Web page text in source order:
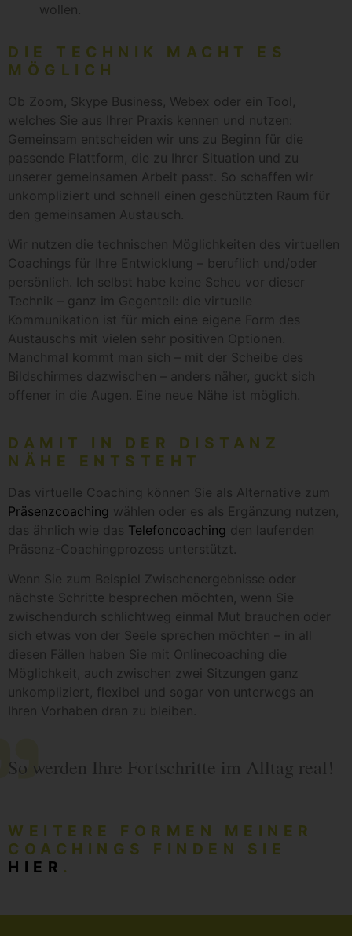
wollen.
DIE TECHNIK MACHT ES
MÖGLICH
Ob Zoom, Skype Business, Webex oder ein Tool,
welches Sie aus Ihrer Praxis kennen und nutzen:
Gemeinsam entscheiden wir uns zu Beginn für die
passende Plattform, die zu Ihrer Situation und zu
unserer gemeinsamen Arbeit passt. So schaffen wir
unkompliziert und schnell einen geschützten Raum für
den gemeinsamen Austausch.
Wir nutzen die technischen Möglichkeiten des virtuellen
Coachings für Ihre Entwicklung – beruflich und/oder
persönlich. Ich selbst habe keine Scheu vor dieser
Technik – ganz im Gegenteil: die virtuelle
Kommunikation ist für mich eine eigene Form des
Austauschs mit vielen sehr positiven Optionen.
Manchmal kommt man sich – mit der Scheibe des
Bildschirmes dazwischen – anders näher, guckt sich
offener in die Augen. Eine neue Nähe ist möglich.
DAMIT IN DER DISTANZ
NÄHE ENTSTEHT
Das virtuelle Coaching können Sie als Alternative zum
Präsenzcoaching wählen oder es als Ergänzung nutzen,
das ähnlich wie das Telefoncoaching den laufenden
Präsenz-Coachingprozess unterstützt.
Wenn Sie zum Beispiel Zwischenergebnisse oder
nächste Schritte besprechen möchten, wenn Sie
zwischendurch schlichtweg einmal Mut brauchen oder
sich etwas von der Seele sprechen möchten – in all
diesen Fällen haben Sie mit Onlinecoaching die
Möglichkeit, auch zwischen zwei Sitzungen ganz
unkompliziert, flexibel und sogar von unterwegs an
Ihren Vorhaben dran zu bleiben.
So werden Ihre Fortschritte im Alltag real!
WEITERE FORMEN MEINER
COACHINGS FINDEN SIE
HIER .